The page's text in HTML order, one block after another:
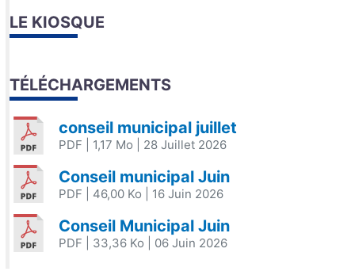
LE KIOSQUE
TÉLÉCHARGEMENTS
conseil municipal juillet
PDF | 1,17 Mo | 28 Juillet 2026
Conseil municipal Juin
PDF | 46,00 Ko | 16 Juin 2026
Conseil Municipal Juin
PDF | 33,36 Ko | 06 Juin 2026